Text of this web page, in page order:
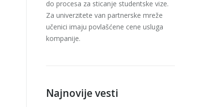
do procesa za sticanje studentske vize.
Za univerzitete van partnerske mreže
učenici imaju povlašćene cene usluga
kompanije.
Najnovije vesti